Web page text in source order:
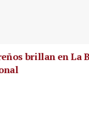
brillan en La